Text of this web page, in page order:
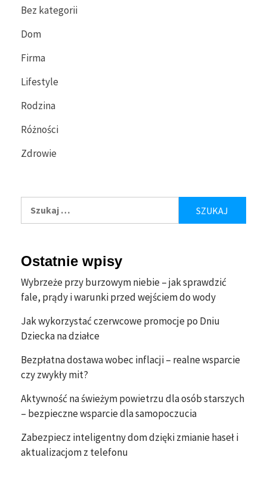
Bez kategorii
Dom
Firma
Lifestyle
Rodzina
Różności
Zdrowie
Ostatnie wpisy
Wybrzeże przy burzowym niebie – jak sprawdzić
fale, prądy i warunki przed wejściem do wody
Jak wykorzystać czerwcowe promocje po Dniu
Dziecka na działce
Bezpłatna dostawa wobec inflacji – realne wsparcie
czy zwykły mit?
Aktywność na świeżym powietrzu dla osób starszych
– bezpieczne wsparcie dla samopoczucia
Zabezpiecz inteligentny dom dzięki zmianie haseł i
aktualizacjom z telefonu